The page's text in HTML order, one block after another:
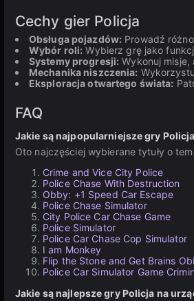
Cechy gier Policja
Obsługa pojazdów: Prowadź
Wybór roli: Wybierz grę jako
Systemy progresji: Wykonuj
Mechanika niszczenia:
Eksploracja otwartego świata:
FAQ
Jakie są najpopularniejsze gry
Oto najczęściej wybierane tytuły o
Crime and Vice City Police
Police Chase With Destruction
Obby: +1 Speed Car Escape
Police Chase Simulator
City Police Car Chase Game
Police Simulator
Police Car Chase Cop Simulator
I am Monkey
Flip the Stone and Get Brains
Police Car Simulator Game
Jakie są najlepsze gry Policja na